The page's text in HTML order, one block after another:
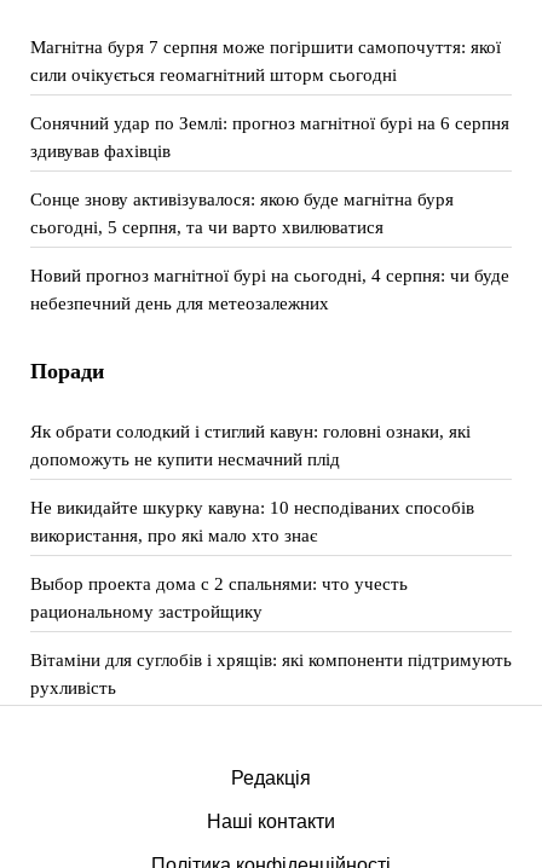
Магнітна буря 7 серпня може погіршити самопочуття: якої
сили очікується геомагнітний шторм сьогодні
Сонячний удар по Землі: прогноз магнітної бурі на 6 серпня
здивував фахівців
Сонце знову активізувалося: якою буде магнітна буря
сьогодні, 5 серпня, та чи варто хвилюватися
Новий прогноз магнітної бурі на сьогодні, 4 серпня: чи буде
небезпечний день для метеозалежних
Поради
Як обрати солодкий і стиглий кавун: головні ознаки, які
допоможуть не купити несмачний плід
Не викидайте шкурку кавуна: 10 несподіваних способів
використання, про які мало хто знає
Выбор проекта дома с 2 спальнями: что учесть
рациональному застройщику
Вітаміни для суглобів і хрящів: які компоненти підтримують
рухливість
Редакція
Наші контакти